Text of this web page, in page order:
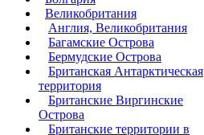
Великобритания
Англия, Великобритания
Багамские Острова
Бермудские Острова
Британская Антарктическая
территория
Британские Виргинские
Острова
Британские территории в